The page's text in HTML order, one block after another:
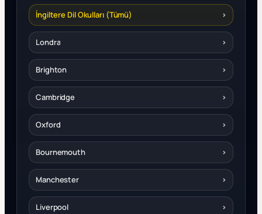
İngiltere Dil Okulları (Tümü) ›
Londra ›
Brighton ›
Cambridge ›
Oxford ›
Bournemouth ›
Manchester ›
Liverpool ›